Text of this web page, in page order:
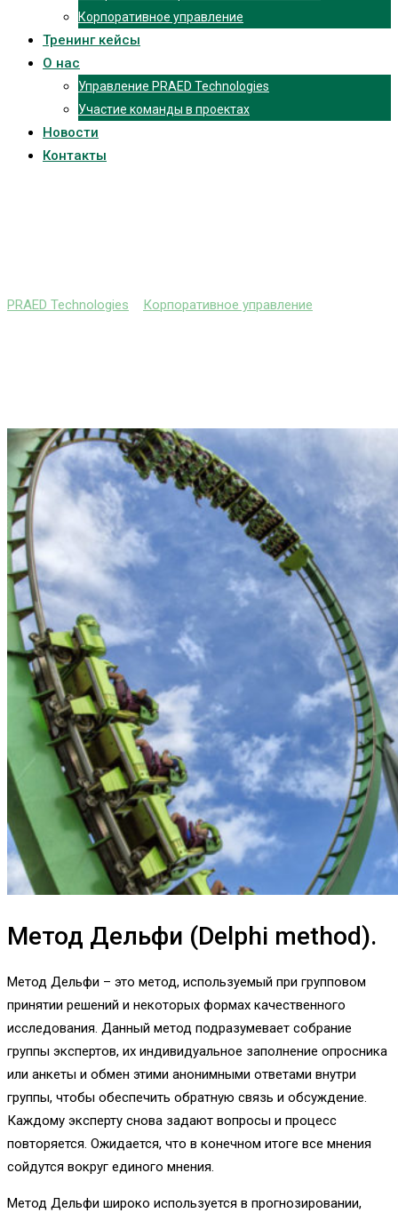
Корпоративное управление
Тренинг кейсы
О нас
Управление PRAED Technologies
Участие команды в проектах
Новости
Контакты
PRAED Technologies Корпоративное управление
Метод Дельфи (Delphi method).
Метод Дельфи – это метод, используемый при групповом
принятии решений и некоторых формах качественного
исследования. Данный метод подразумевает собрание
группы экспертов, их индивидуальное заполнение опросника
или анкеты и обмен этими анонимными ответами внутри
группы, чтобы обеспечить обратную связь и обсуждение.
Каждому эксперту снова задают вопросы и процесс
повторяется. Ожидается, что в конечном итоге все мнения
сойдутся вокруг единого мнения.
Метод Дельфи широко используется в прогнозировании,